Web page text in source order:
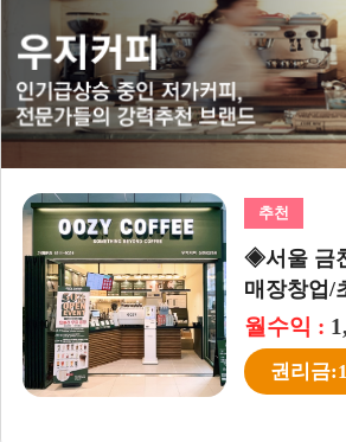
업/
추천
◈서울
매장창
월수익
권리
초보창업